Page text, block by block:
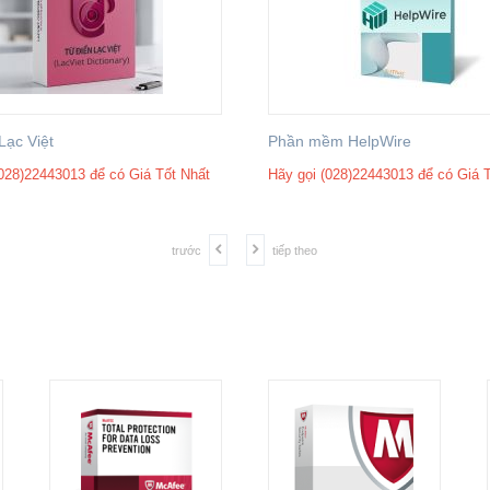
Việt
để có Giá Tốt Nhất
Phần mềm HelpWire
Hãy gọi (028)22443013 để có Giá
trước tiếp theo